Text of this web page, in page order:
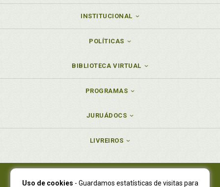
INSTITUCIONAL
POLÍTICAS
BIBLIOTECA VIRTUAL
PROGRAMAS
JURUÁDOCS
LIVREIROS
Uso de cookies - Guardamos estatísticas de visitas para